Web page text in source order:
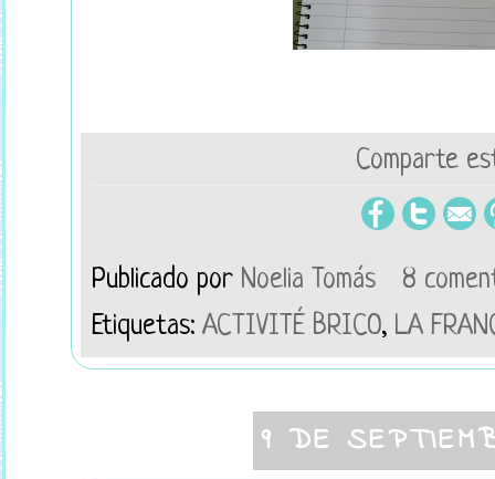
Comparte
Publicado por Noelia Tomás
8
Etiquetas: ACTIVITÉ BRICO, LA
9 DE